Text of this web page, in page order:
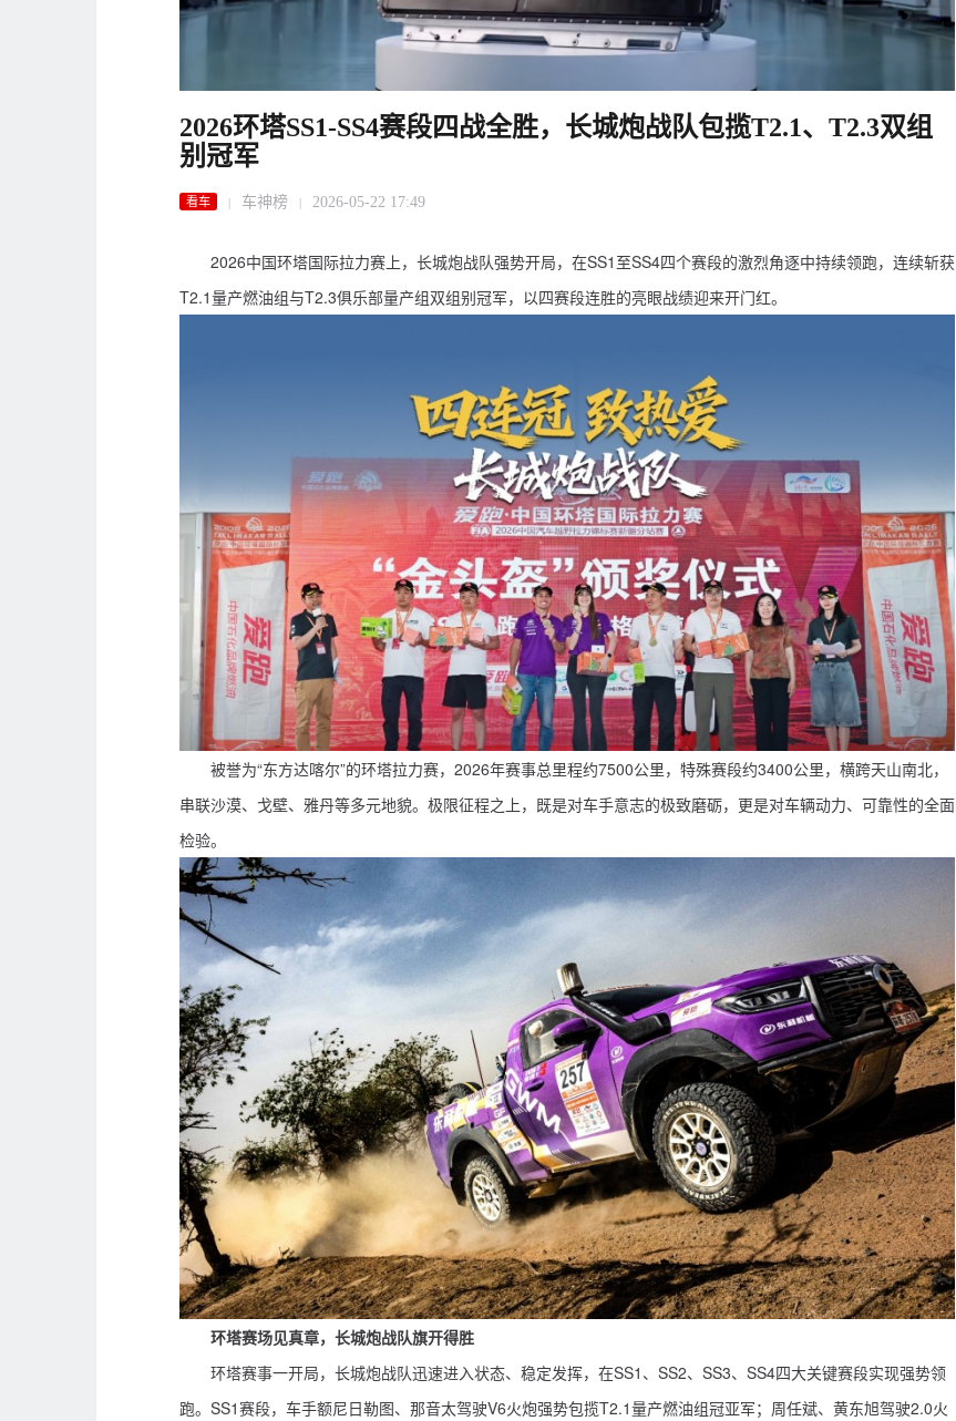
2026环塔SS1-SS4赛段四战全胜，长城炮战队包揽T2.1、T2.3双组
别冠军
看车 | 车神榜 | 2026-05-22 17:49
2026中国环塔国际拉力赛上，长城炮战队强势开局，在SS1至SS4四个赛段的激烈角逐中持续领跑，连续斩获
T2.1量产燃油组与T2.3俱乐部量产组双组别冠军，以四赛段连胜的亮眼战绩迎来开门红。
被誉为“东方达喀尔”的环塔拉力赛，2026年赛事总里程约7500公里，特殊赛段约3400公里，横跨天山南北，
串联沙漠、戈壁、雅丹等多元地貌。极限征程之上，既是对车手意志的极致磨砺，更是对车辆动力、可靠性的全面
检验。
环塔赛场见真章，长城炮战队旗开得胜
环塔赛事一开局，长城炮战队迅速进入状态、稳定发挥，在SS1、SS2、SS3、SS4四大关键赛段实现强势领
跑。SS1赛段，车手额尼日勒图、那音太驾驶V6火炮强势包揽T2.1量产燃油组冠亚军；周任斌、黄东旭驾驶2.0火